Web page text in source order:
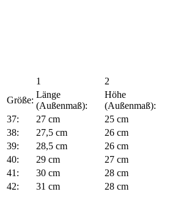
1 2
Größe:
Länge
(Außenmaß):
Höhe
(Außenmaß):
37:
27 cm 25 cm
38:
27,5 cm 26 cm
39:
28,5 cm 26 cm
40:
29 cm 27 cm
41:
30 cm 28 cm
42:
31 cm 28 cm